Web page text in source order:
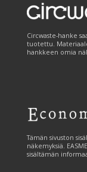
Circwaste-hanke
tuotettu.
hankkeen omia
Tämän sivuston
näkemyksiä.
sisältämän